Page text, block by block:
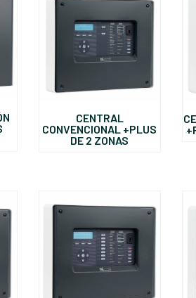
CENTRAL
CONVENCIONAL +PLUS
DE 2 ZONAS